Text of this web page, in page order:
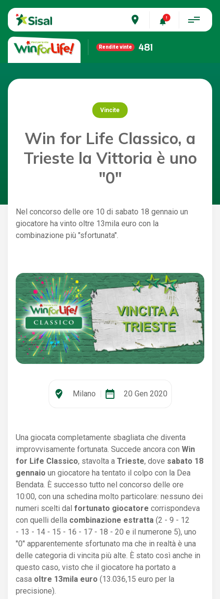
place
Rendite vinte 481
Vincite
Win for Life Classico, a
Trieste la Vittoria è uno
"0"
Nel concorso delle ore 10 di sabato 18 gennaio un
giocatore ha vinto oltre 13mila euro con la
combinazione più "sfortunata".
where_to_vote Milano date_range 20 Gen 2020
Una giocata completamente sbagliata che diventa
improvvisamente fortunata. Succede ancora con Win
for Life Classico, stavolta a Trieste, dove sabato 18
gennaio un giocatore ha tentato il colpo con la Dea
Bendata. È successo tutto nel concorso delle ore
10:00, con una schedina molto particolare: nessuno dei
numeri scelti dal fortunato giocatore corrispondeva
con quelli della combinazione estratta (2 - 9 - 12
- 13 - 14 - 15 - 16 - 17 - 18 - 20 e il numerone 5), uno
"0" apparentemente sfortunato ma che in realtà è una
delle categoria di vincita più alte. È stato così anche in
questo caso, visto che il giocatore ha portato a
casa oltre 13mila euro (13.036,15 euro per la
precisione).